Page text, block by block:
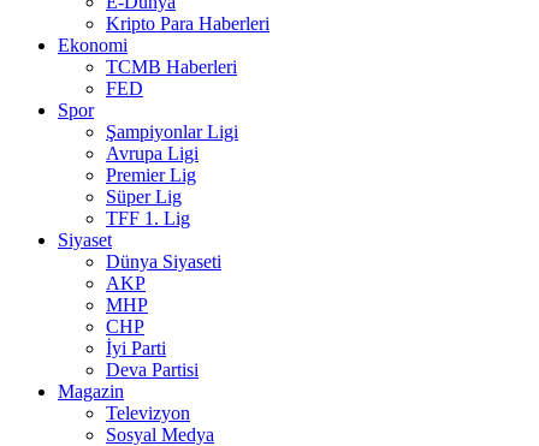
Kripto Para Haberleri
Ekonomi
TCMB Haberleri
FED
Spor
Şampiyonlar Ligi
Avrupa Ligi
Premier Lig
Süper Lig
TFF 1. Lig
Siyaset
Dünya Siyaseti
AKP
MHP
CHP
İyi Parti
Deva Partisi
Magazin
Televizyon
Sosyal Medya